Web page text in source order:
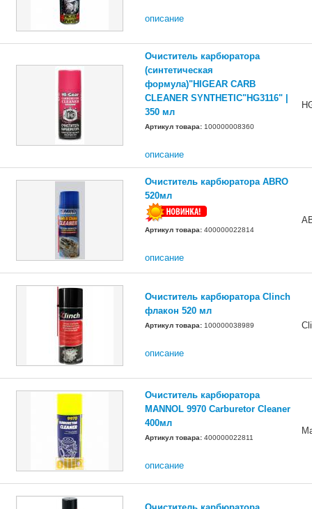
описание
Очиститель карбюратора
(синтетическая
формула)"HIGEAR CARB
CLEANER SYNTHETIC"HG3116" |
350 мл
Артикул товара: 100000008360
описание
Очиститель карбюратора ABRO
520мл
Артикул товара: 400000022814
описание
Очиститель карбюратора Clinch
флакон 520 мл
Артикул товара: 100000038989
описание
Очиститель карбюратора
MANNOL 9970 Carburetor Cleaner
400мл
Артикул товара: 400000022811
описание